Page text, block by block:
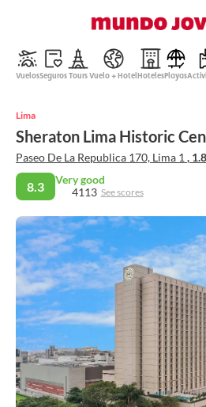
Help
Login
VuelosSegurosToursVuelo + HotelHotelesPlayas
Lima
Sheraton Lima Historic
Paseo De La Republica 170, Lima 1 ,
8.3
Very good
4113 See scores